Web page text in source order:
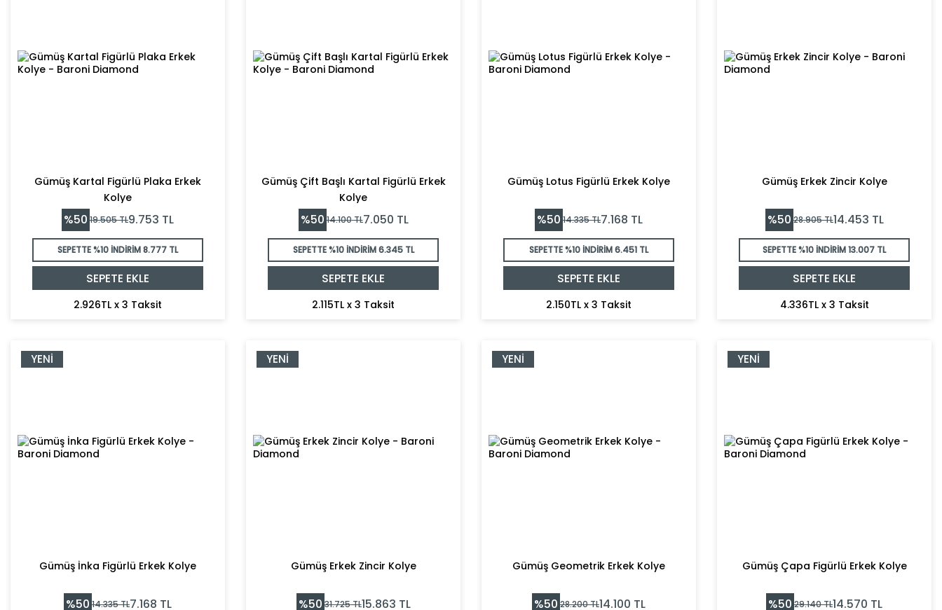
Gümüş Kartal Figürlü Plaka Erkek
Kolye
%50 19.505TL9.753 TL
SEPETTE %10 İNDİRİM8.777 TL
SEPETE EKLE
2.926TL x 3 Taksit
Gümüş Çift Başlı Kartal Figürlü Erkek
Kolye
%50 14.100TL7.050 TL
SEPETTE %10 İNDİRİM6.345 TL
SEPETE EKLE
2.115TL x 3 Taksit
Gümüş Lotus Figürlü Erkek Kolye
%50 14.335TL7.168 TL
SEPETTE %10 İNDİRİM6.451 TL
SEPETE EKLE
2.150TL x 3 Taksit
Gümüş Erkek Zincir Kolye
%50 28.905TL14.453 TL
SEPETTE %10 İNDİRİM13.007 TL
SEPETE EKLE
4.336TL x 3 Taksit
YENI
Gümüş İnka Figürlü Erkek Kolye
%50 14.335TL7.168 TL
YENI
Gümüş Erkek Zincir Kolye
%50 31.725TL15.863 TL
YENI
Gümüş Geometrik Erkek Kolye
%50 28.200TL14.100 TL
YENI
Gümüş Çapa Figürlü Erkek Kolye
%50 29.140TL14.570 TL